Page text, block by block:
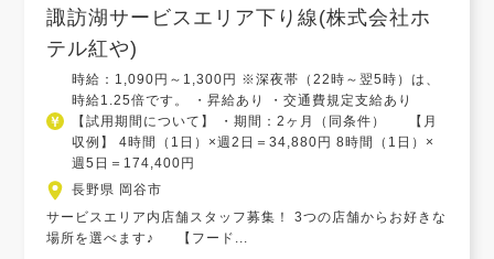
諏訪湖サービスエリア下り線(株式会社ホ
テル紅や)
時給：1,090円～1,300円 ※深夜帯（22時～翌5時）は、
時給1.25倍です。 ・昇給あり ・交通費規定支給あり
【試用期間について】 ・期間：2ヶ月（同条件） 【月
収例】 4時間（1日）×週2日＝34,880円 8時間（1日）×
週5日＝174,400円
長野県 岡谷市
サービスエリア内店舗スタッフ募集！ 3つの店舗からお好きな
場所を選べます♪ 【フード...